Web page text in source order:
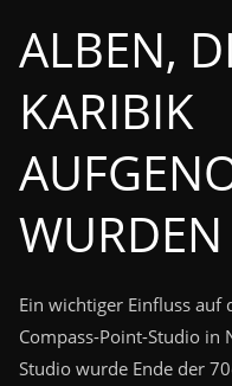
ALBEN,
KARIBIK
WURDEN
Ein wichtiger Einfluss auf
Compass-Point-Studio in
Studio wurde Ende der